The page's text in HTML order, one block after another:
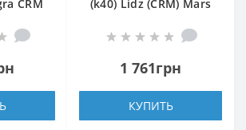
CRM
(k40) Lidz (CRM) Mars
1 761грн
КУПИТЬ